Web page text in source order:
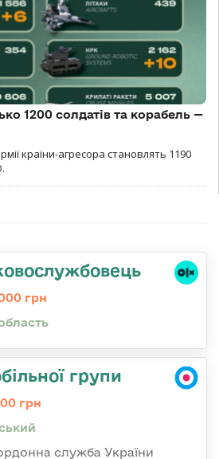
1200 солдатів та корабель —
країни-агресора становлять 1190
грн
групи
грн
служба України